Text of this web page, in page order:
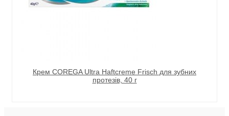
Крем COREGA Ultra Haftcreme Frisch для зубних
протезів, 40 г